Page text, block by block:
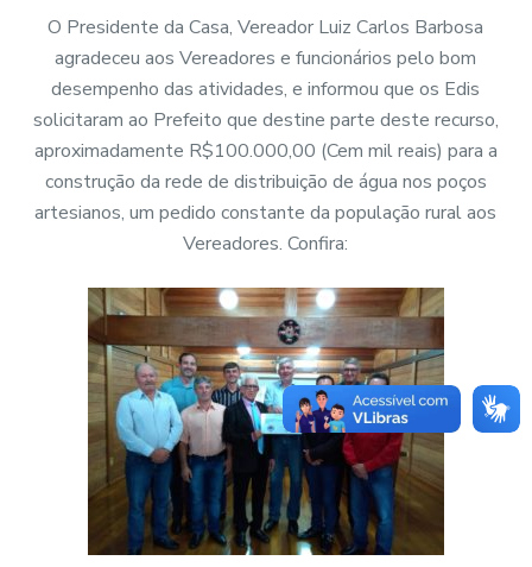
O Presidente da Casa, Vereador Luiz Carlos Barbosa
agradeceu aos Vereadores e funcionários pelo bom
desempenho das atividades, e informou que os Edis
solicitaram ao Prefeito que destine parte deste recurso,
aproximadamente R$100.000,00 (Cem mil reais) para a
construção da rede de distribuição de água nos poços
artesianos, um pedido constante da população rural aos
Vereadores. Confira: